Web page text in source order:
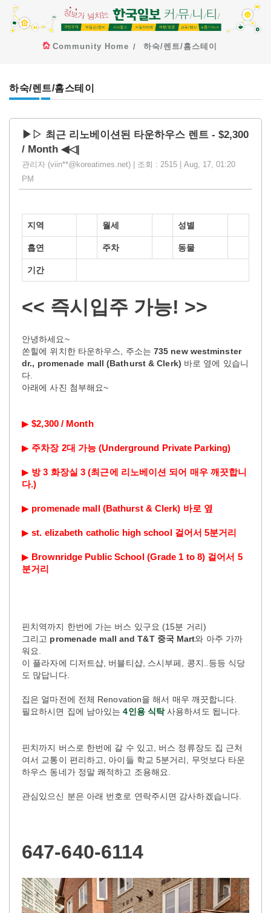
Community Home 하숙/렌트/홈스테이
하숙/렌트/홈스테이
▶▷ 최근 리노베이션된 타운하우스 렌트 - $2,300
/ Month ◀◁|
관리자 (viin**@koreatimes.net) | 조회 : 2515 | Aug, 17, 01:20
PM
지역 월세 성별
흡연 주차 동물
기간
<< 즉시입주 가능! >>
안녕하세요~
쏜힐에 위치한 타운하우스, 주소는 735 new westminster
dr., promenade mall (Bathurst & Clerk) 바로 옆에 있습니
다.
아래에 사진 첨부해요~
▶$2,300 / Month
▶ 주차장 2대 가능 (Underground Private Parking)
▶ 방 3 화장실 3 (최근에 리노베이션 되어 매우 깨끗합니
다.)
▶ promenade mall (Bathurst & Clerk) 바로 옆
▶st. elizabeth catholic high school 걸어서 5분거리
▶ Brownridge Public School (Grade 1 to 8) 걸어서 5
분거리
핀치역까지 한번에 가는 버스 있구요 (15분 거리)
그리고 promenade mall and T&T 중국 Mart와 아주 가까
워요.
이 플라자에 디저트샵, 버블티샵, 스시부페, 콩지..등등 식당
도 많답니다.
집은 얼마전에 전체 Renovation을 해서 매우 깨끗합니다.
필요하시면 집에 남아있는4인용 식탁사용하셔도 됩니다.
핀치까지 버스로 한번에 갈 수 있고, 버스 정류장도 집 근처
여서 교통이 편리하고, 아이들 학교 5분거리, 무엇보다 타운
하우스 동네가 정말 쾌적하고 조용해요.
관심있으신 분은 아래 번호로 연락주시면 감사하겠습니다.
647-640-6114